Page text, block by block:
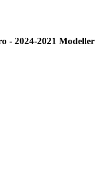
- 2024-2021 Modeller